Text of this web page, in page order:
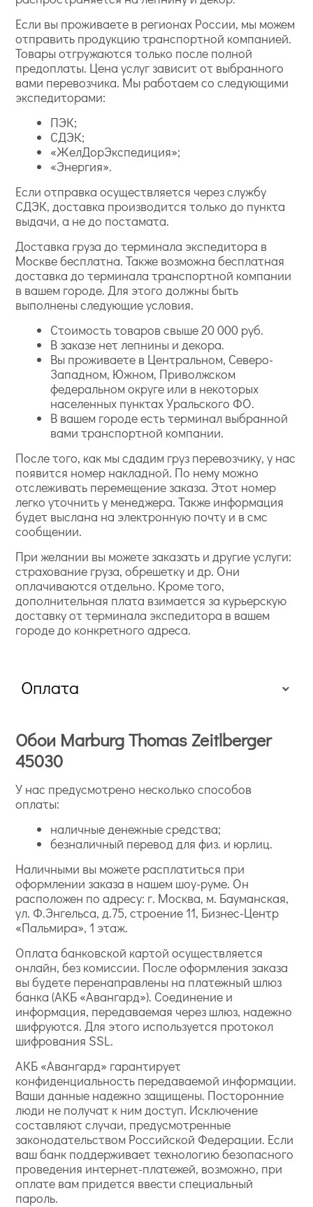
Если вы проживаете в регионах России, мы можем
отправить продукцию транспортной компанией.
Товары отгружаются только после полной
предоплаты. Цена услуг зависит от выбранного
вами перевозчика. Мы работаем со следующими
экспедиторами:
ПЭК;
СДЭК;
«ЖелДорЭкспедиция»;
«Энергия».
Если отправка осуществляется через службу
СДЭК, доставка производится только до пункта
выдачи, а не до постамата.
Доставка груза до терминала экспедитора в
Москве бесплатна. Также возможна бесплатная
доставка до терминала транспортной компании
в вашем городе. Для этого должны быть
выполнены следующие условия.
Стоимость товаров свыше 20 000 руб.
В заказе нет лепнины и декора.
Вы проживаете в Центральном, Северо-
Западном, Южном, Приволжском
федеральном округе или в некоторых
населенных пунктах Уральского ФО.
В вашем городе есть терминал выбранной
вами транспортной компании.
После того, как мы сдадим груз перевозчику, у нас
появится номер накладной. По нему можно
отслеживать перемещение заказа. Этот номер
легко уточнить у менеджера. Также информация
будет выслана на электронную почту и в смс
сообщении.
При желании вы можете заказать и другие услуги:
страхование груза, обрешетку и др. Они
оплачиваются отдельно. Кроме того,
дополнительная плата взимается за курьерскую
доставку от терминала экспедитора в вашем
городе до конкретного адреса.
Оплата
Обои Marburg Thomas Zeitlberger
45030
У нас предусмотрено несколько способов
оплаты:
наличные денежные средства;
безналичный перевод для физ. и юрлиц.
Наличными вы можете расплатиться при
оформлении заказа в нашем шоу-руме. Он
расположен по адресу: г. Москва, м. Бауманская,
ул. Ф.Энгельса, д.75, строение 11, Бизнес-Центр
«Пальмира», 1 этаж.
Оплата банковской картой осуществляется
онлайн, без комиссии. После оформления заказа
вы будете перенаправлены на платежный шлюз
банка (АКБ «Авангард»). Соединение и
информация, передаваемая через шлюз, надежно
шифруются. Для этого используется протокол
шифрования SSL.
АКБ «Авангард» гарантирует
конфиденциальность передаваемой информации.
Ваши данные надежно защищены. Посторонние
люди не получат к ним доступ. Исключение
составляют случаи, предусмотренные
законодательством Российской Федерации. Если
ваш банк поддерживает технологию безопасного
проведения интернет-платежей, возможно, при
оплате вам придется ввести специальный
пароль.